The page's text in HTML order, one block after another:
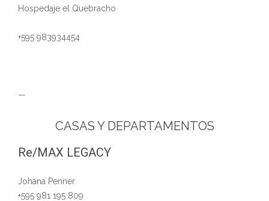
Hospedaje el Quebracho
+595 983934454
—
CASAS Y DEPARTAMENTOS
Re/MAX LEGACY
Johana Penner
+595 981 195 809